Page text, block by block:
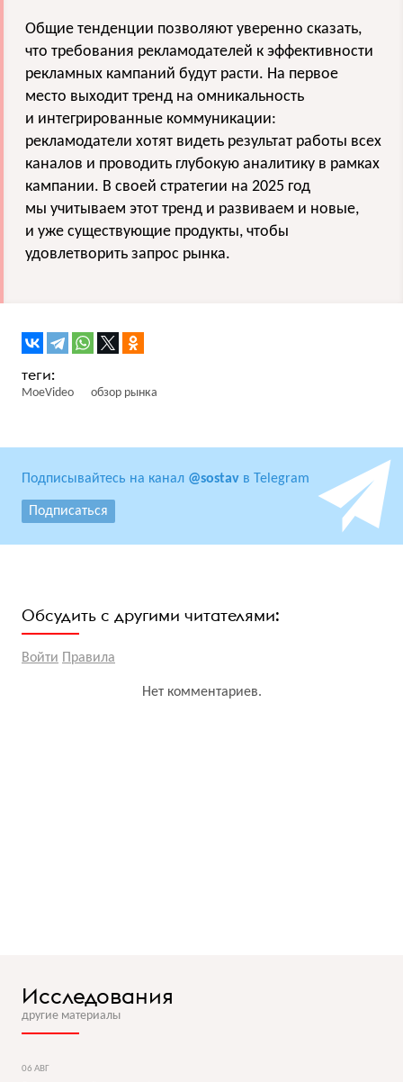
Общие тенденции позволяют уверенно сказать,
что требования рекламодателей к эффективности
рекламных кампаний будут расти. На первое
место выходит тренд на омникальность
и интегрированные коммуникации:
рекламодатели хотят видеть результат работы всех
каналов и проводить глубокую аналитику в рамках
кампании. В своей стратегии на 2025 год
мы учитываем этот тренд и развиваем и новые,
и уже существующие продукты, чтобы
удовлетворить запрос рынка.
MoeVideo обзор рынка
Подписывайтесь на канал @sostav в Telegram
Подписаться
Обсудить с другими читателями:
Войти Правила
Нет комментариев.
Исследования
другие материалы
06 АВГ